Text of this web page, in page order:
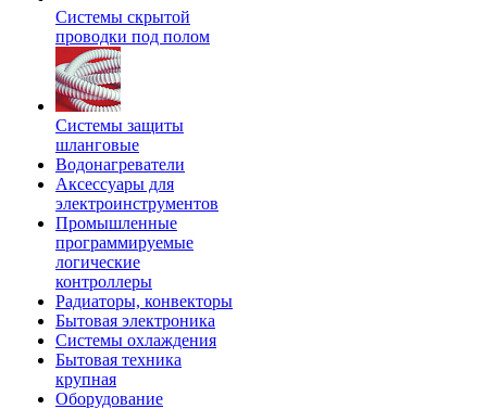
Системы скрытой
проводки под полом
Системы защиты
шланговые
Водонагреватели
Аксессуары для
электроинструментов
Промышленные
программируемые
логические
контроллеры
Радиаторы, конвекторы
Бытовая электроника
Системы охлаждения
Бытовая техника
крупная
Оборудование